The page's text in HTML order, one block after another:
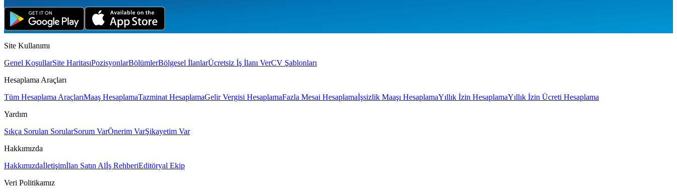
Site Kullanımı
Genel KoşullarSite HaritasıPozisyonlarBölümlerBölgesel İlanlarÜcretsiz İş İlanı VerCV Şablonları
Hesaplama Araçları
Tüm Hesaplama AraçlarıMaaş HesaplamaTazminat HesaplamaGelir Vergisi HesaplamaFazla Mesai Hesaplamaİşsizlik Maaşı HesaplamaYıllık İzin HesaplamaYıllık İzin Ücreti Hesaplama
Yardım
Sıkça Sorulan SorularSorum VarÖnerim VarŞikayetim Var
Hakkımızda
Hakkımızdaİletişimİlan Satın Alİş RehberiEditöryal Ekip
Veri Politikamız